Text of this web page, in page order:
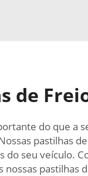
de
do que a
pastilhas
do seu veículo.
nossas